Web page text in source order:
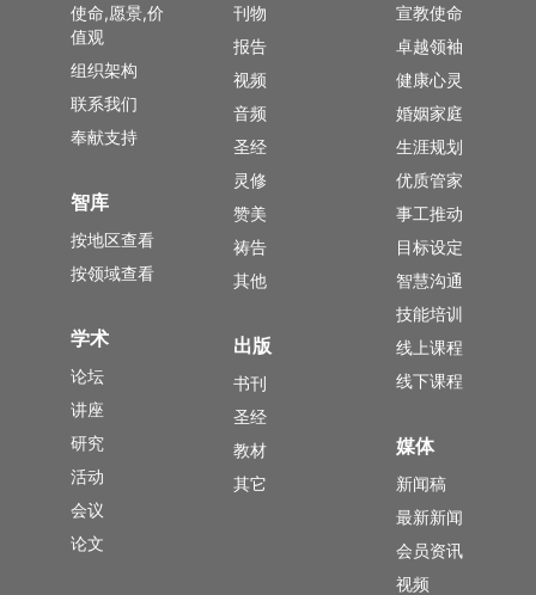
使命,愿景,价
值观
组织架构
联系我们
奉献支持
智库
按地区查看
按领域查看
学术
论坛
讲座
研究
活动
会议
论文
刊物
报告
视频
音频
圣经
灵修
赞美
祷告
其他
出版
书刊
圣经
教材
其它
宣教使命
卓越领袖
健康心灵
婚姻家庭
生涯规划
优质管家
事工推动
目标设定
智慧沟通
技能培训
线上课程
线下课程
媒体
新闻稿
最新新闻
会员资讯
视频